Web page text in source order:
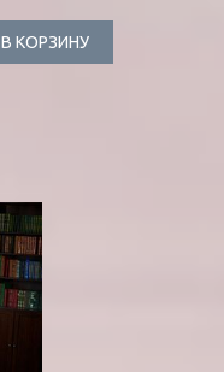
В КОРЗИНУ